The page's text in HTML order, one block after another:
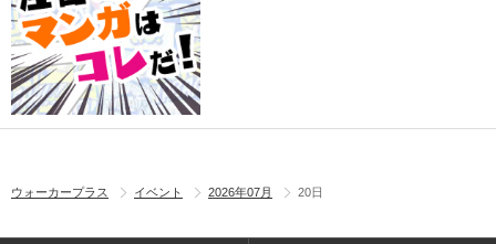
ウォーカープラス イベント 2026年07月 20日